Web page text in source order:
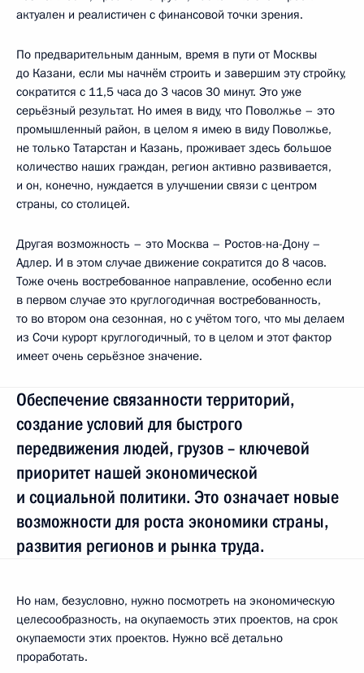
актуален и реалистичен с финансовой точки зрения.
По предварительным данным, время в пути от Москвы
до Казани, если мы начнём строить и завершим эту стройку,
сократится с 11,5 часа до 3 часов 30 минут. Это уже
серьёзный результат. Но имея в виду, что Поволжье – это
промышленный район, в целом я имею в виду Поволжье,
не только Татарстан и Казань, проживает здесь большое
количество наших граждан, регион активно развивается,
и он, конечно, нуждается в улучшении связи с центром
страны, со столицей.
Другая возможность – это Москва – Ростов-на-Дону –
Адлер. И в этом случае движение сократится до 8 часов.
Тоже очень востребованное направление, особенно если
в первом случае это круглогодичная востребованность,
то во втором она сезонная, но с учётом того, что мы делаем
из Сочи курорт круглогодичный, то в целом и этот фактор
имеет очень серьёзное значение.
Обеспечение связанности территорий,
создание условий для быстрого
передвижения людей, грузов – ключевой
приоритет нашей экономической
и социальной политики. Это означает новые
возможности для роста экономики страны,
развития регионов и рынка труда.
Но нам, безусловно, нужно посмотреть на экономическую
целесообразность, на окупаемость этих проектов, на срок
окупаемости этих проектов. Нужно всё детально
проработать.